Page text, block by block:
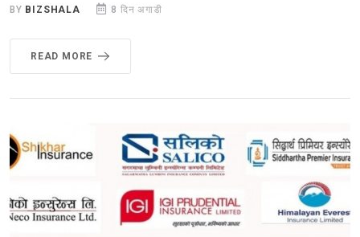
BY BIZSHALA 8 दिन अगाडी
READ MORE